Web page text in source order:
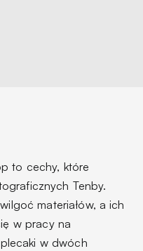
to cechy, które
Tenby.
materiałów, a ich
w pracy na
w dwóch